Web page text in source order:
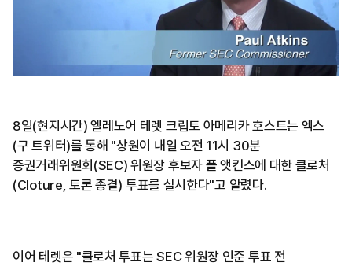
8일(현지시간) 엘레노어 테렛 크립토 아메리카 호스트는 엑스
(구 트위터)를 통해 "상원이 내일 오전 11시 30분
증권거래위원회(SEC) 위원장 후보자 폴 앳킨스에 대한 클로처
(Cloture, 토론 종결) 투표를 실시한다"고 알렸다.
이어 테렛은 "클로처 투표는 SEC 위원장 인준 투표 전